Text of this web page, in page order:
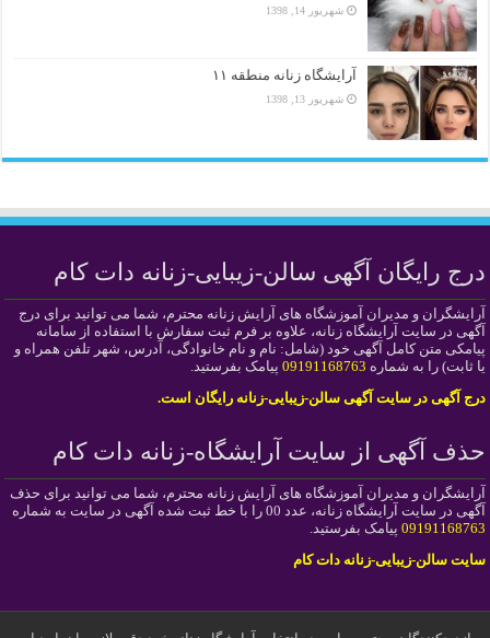
شهریور 14, 1398
آرایشگاه زنانه منطقه ۱۱
شهریور 13, 1398
درج رایگان آگهی سالن-زیبایی-زنانه دات کام
آرایشگران و مدیران آموزشگاه های آرایش زنانه محترم، شما می توانید برای درج
آگهی در سایت آرایشگاه زنانه، علاوه بر فرم ثبت سفارش با استفاده از سامانه
پیامکی متن کامل آگهی خود (شامل: نام و نام خانوادگی، آدرس، شهر تلفن همراه و
یا ثابت) را به شماره 09191168763 پیامک بفرستید.
درج آگهی در سایت آگهی سالن-زیبایی-زنانه رایگان است.
حذف آگهی از سایت آرایشگاه-زنانه دات کام
آرایشگران و مدیران آموزشگاه های آرایش زنانه محترم، شما می توانید برای حذف
آگهی در سایت آرایشگاه زنانه، عدد 00 را با خط ثبت شده آگهی در سایت به شماره
09191168763 پیامک بفرستید.
سایت سالن-زیبایی-زنانه دات کام